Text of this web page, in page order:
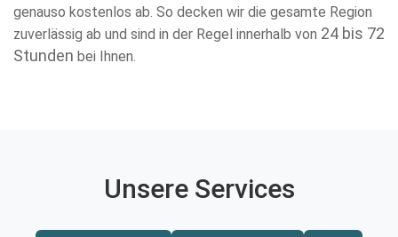
genauso kostenlos ab. So decken wir die gesamte Region
zuverlässig ab und sind in der Regel innerhalb von 24 bis 72
Stunden bei Ihnen.
Unsere Services